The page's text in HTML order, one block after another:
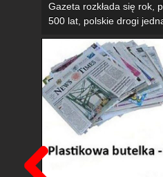
Gazeta rozkłada się rok,
500 lat, polskie drogi
Poprzedni